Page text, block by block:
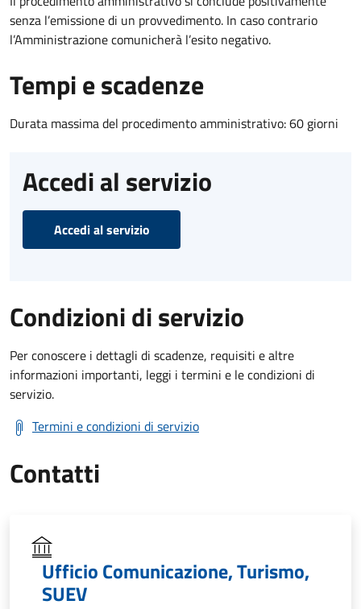
senza l’emissione di un provvedimento. In caso contrario
l’Amministrazione comunicherà l’esito negativo.
Tempi e scadenze
Durata massima del procedimento amministrativo: 60 giorni
Accedi al servizio
Accedi al servizio
Condizioni di servizio
Per conoscere i dettagli di scadenze, requisiti e altre
informazioni importanti, leggi i termini e le condizioni di
servizio.
Termini e condizioni di servizio
Contatti
Ufficio Comunicazione, Turismo,
SUEV